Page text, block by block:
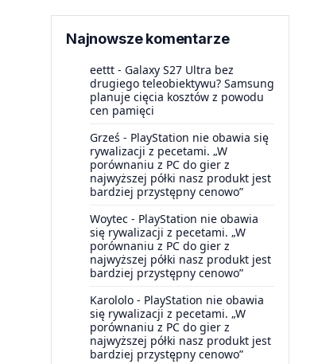
Najnowsze komentarze
eettt - Galaxy S27 Ultra bez
drugiego teleobiektywu? Samsung
planuje cięcia kosztów z powodu
cen pamięci
Grześ - PlayStation nie obawia się
rywalizacji z pecetami. „W
porównaniu z PC do gier z
najwyższej półki nasz produkt jest
bardziej przystępny cenowo”
Woytec - PlayStation nie obawia
się rywalizacji z pecetami. „W
porównaniu z PC do gier z
najwyższej półki nasz produkt jest
bardziej przystępny cenowo”
Karololo - PlayStation nie obawia
się rywalizacji z pecetami. „W
porównaniu z PC do gier z
najwyższej półki nasz produkt jest
bardziej przystępny cenowo”